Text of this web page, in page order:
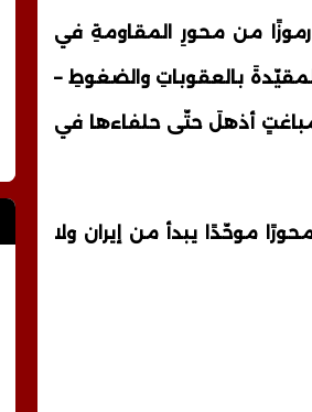
رموزًا من محورِ المقاومةِ في
المقيّدةَ بالعقوباتِ والضغوطِ –
أذهلَ حتّى حلفاءها في
موحّدًا يبدأ من إيران ولا